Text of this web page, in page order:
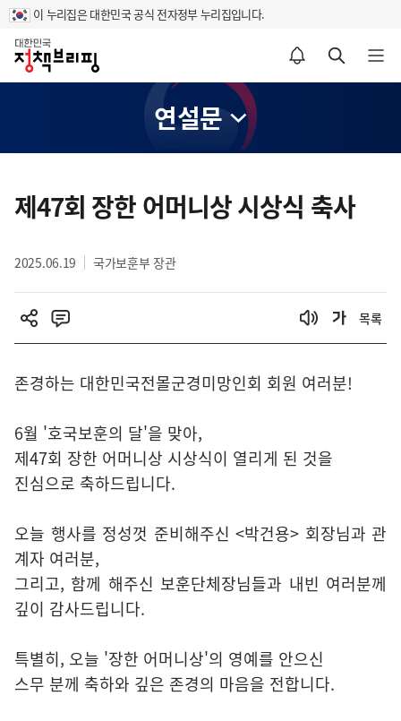
이 누리집은 대한민국 공식 전자정부 누리집입니다.
홈
알림설정 바로가기 검색 바로가기 메뉴 열기
연설문
텐
츠
역
제47회 장한 어머니상 시상식 축사
2025.06.19 국가보훈부 장관
목록
존경하는 대한민국전몰군경미망인회 회원 여러분!
6월 '호국보훈의 달'을 맞아,
제47회 장한 어머니상 시상식이 열리게 된 것을
진심으로 축하드립니다.
오늘 행사를 정성껏 준비해주신 <박건용> 회장님과 관
계자 여러분,
그리고, 함께 해주신 보훈단체장님들과 내빈 여러분께
깊이 감사드립니다.
특별히, 오늘 '장한 어머니상'의 영예를 안으신
스무 분께 축하와 깊은 존경의 마음을 전합니다.